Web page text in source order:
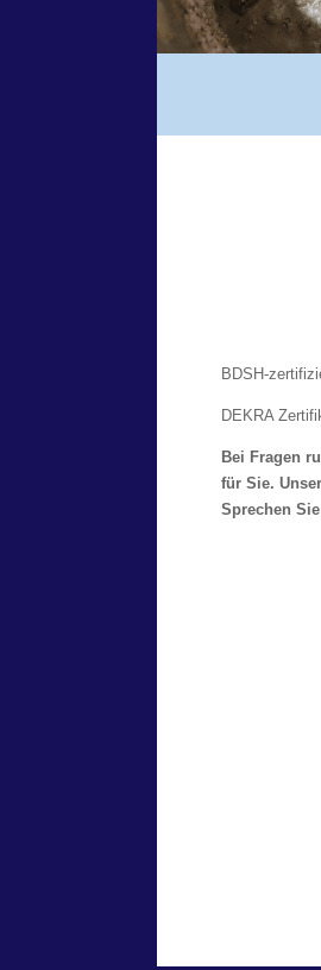
BDSH-
DEKRA
Bei Fragen
für Sie.
Sprechen